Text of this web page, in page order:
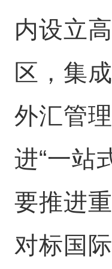
内设立
区，集
外汇管
进“一站
要推进
对标国